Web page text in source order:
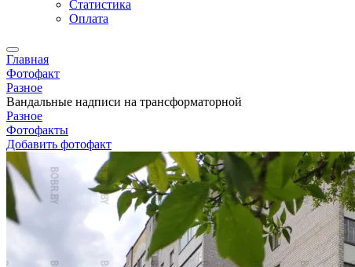
Статистика
Оплата
Главная
Фотофакт
Разное
Вандальные надписи на трансформаторной
Разное
Фотофакты
Добавить фотофакт